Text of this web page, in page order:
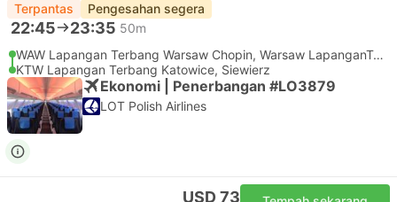
Terpantas Pengesahan segera
22:45 23:35 50m
WAW Lapangan Terbang Warsaw Chopin, Warsaw LapanganTerbang
KTW Lapangan Terbang Katowice, Siewierz
Ekonomi | Penerbangan #LO3879
LOT Polish Airlines
USD 73